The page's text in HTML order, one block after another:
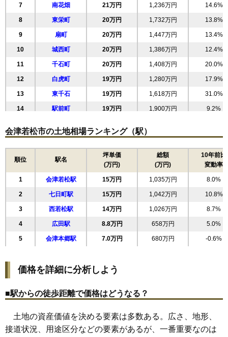
7 南花畑 21万円 1,236万円 14.6%
8 東栄町 20万円 1,732万円 13.8%
9 扇町 20万円 1,447万円 13.4%
10 城西町 20万円 1,386万円 12.4%
11 千石町 20万円 1,408万円 20.0%
12 白虎町 19万円 1,280万円 17.9%
13 東千石 19万円 1,618万円 31.0%
14 駅前町 19万円 1,900万円 9.2%
16 和田 19万円 1,114万円 15.8%
18万円 1,470万円 8.9%
18万円 982万円 14.1%
19 桜町 18万円 1,015万円 16.6%
20 行仁町 18万円 1,276万円 9.7%
21 相生町 18万円 1,399万円 10.7%
22 天神町 17万円 967万円 8.8%
23 山見町 17万円 1,168万円 14.3%
25 本町 17万円
27 西年貢 16万円 987万円 11.2%
28 滝沢町 16万円 1,209万円 12.3%
29 城北町 16万円 1,021万円 5.2%
会津若松市の土地相場ランキング（駅）
順位 駅名
坪単価
(万円)
総額
(万円)
10年前比
変動率
1 会津若松駅 15万円 1,035万円 8.0%
2 七日町駅 15万円 1,042万円 10.8%
3 西若松駅 14万円 1,026万円 8.7%
4 広田駅 8.8万円 658万円 5.0%
5 会津本郷駅 7.0万円 680万円 -0.6%
価格を詳細に分析しよう
■駅からの徒歩距離で価格はどうなる？
土地の資産価値を決める要素は多数ある。広さ、地形、
接道状況、用途区分などの要素があるが、一番重要なのは